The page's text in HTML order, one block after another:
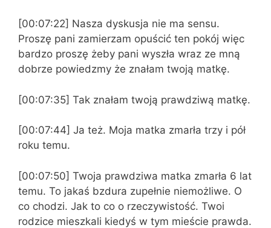
[00:07:22] Nasza dyskusja nie ma sensu.
Proszę pani zamierzam opuścić ten pokój więc
bardzo proszę żeby pani wyszła wraz ze mną
dobrze powiedzmy że znałam twoją matkę.
[00:07:35] Tak znałam twoją prawdziwą matkę.
[00:07:44] Ja też. Moja matka zmarła trzy i pół
roku temu.
[00:07:50] Twoja prawdziwa matka zmarła 6 lat
temu. To jakaś bzdura zupełnie niemożliwe. O
co chodzi. Jak to co o rzeczywistość. Twoi
rodzice mieszkali kiedyś w tym mieście prawda.